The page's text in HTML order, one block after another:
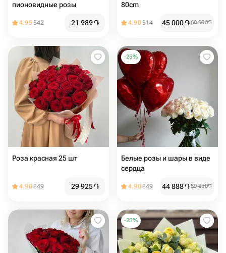
пионовидные розы
4.95542 21 989֏
80cm
4.90514 45 000֏60 000֏
Роза красная 25 шт
4.90849 29 925֏
-25%
Белые розы и шары в виде
сердца
4.90849 44 888֏59 850֏
-25%